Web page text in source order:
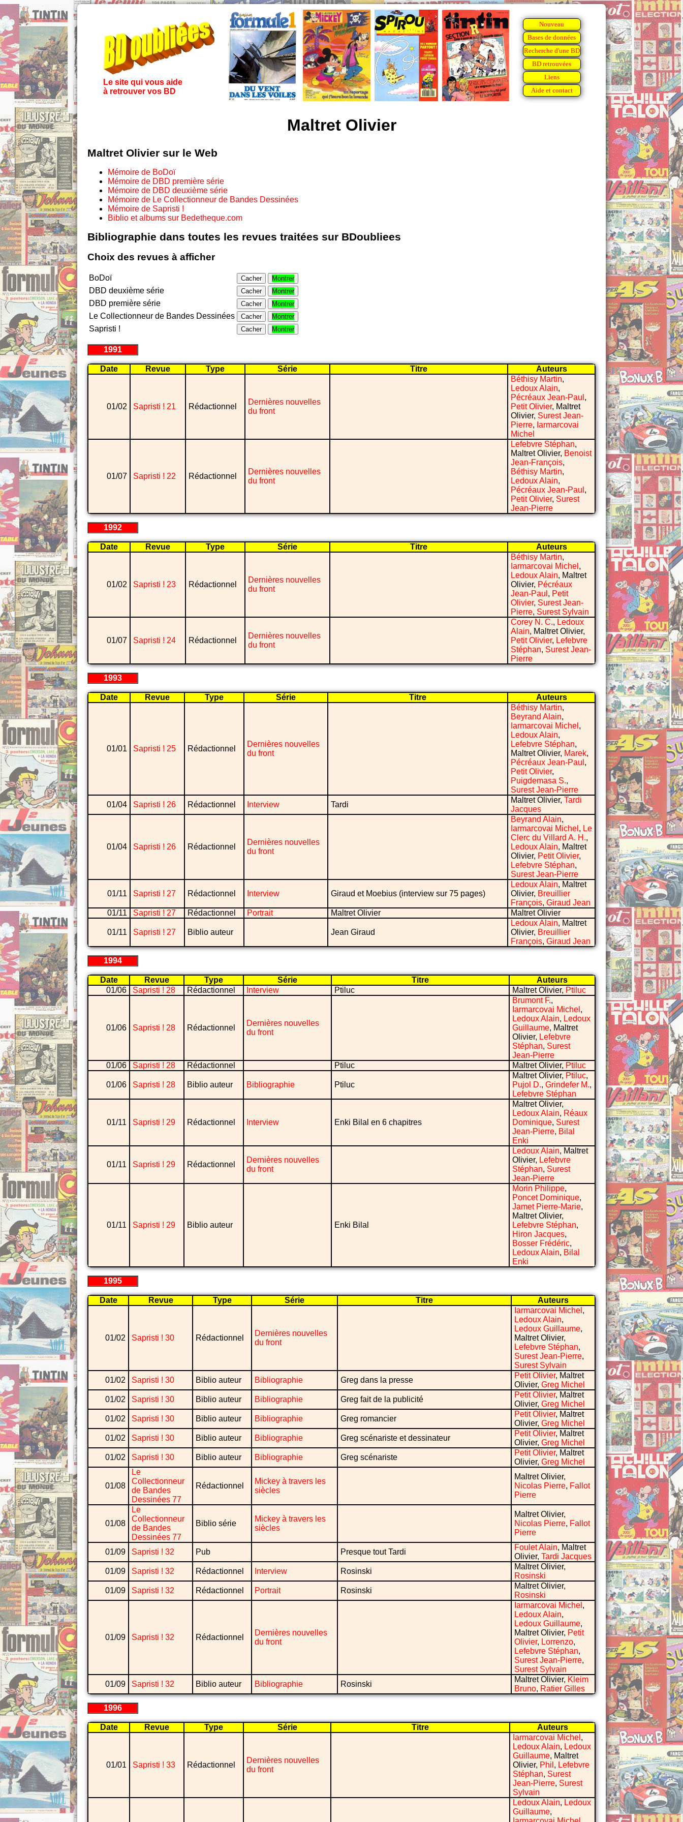
Le site qui vous aide
à retrouver vos BD
Nouveau
Bases de données
Recherche d'une BD
BD retrouvées
Liens
Aide et contact
Maltret Olivier
Maltret Olivier sur le Web
Mémoire de BoDoï
Mémoire de DBD première série
Mémoire de DBD deuxième série
Mémoire de Le Collectionneur de Bandes Dessinées
Mémoire de Sapristi !
Biblio et albums sur Bedetheque.com
Bibliographie dans toutes les revues traitées sur BDoubliees
Choix des revues à afficher
BoDoï Cacher Montrer
DBD deuxième série Cacher Montrer
DBD première série Cacher Montrer
Le Collectionneur de Bandes Dessinées Cacher Montrer
Sapristi ! Cacher Montrer
1991
Date Revue Type Série Titre Auteurs
01/02 Sapristi ! 21 Rédactionnel
Dernières nouvelles
du front
Béthisy Martin,
Ledoux Alain,
Pécréaux Jean-Paul ,
Petit Olivier, Maltret
Olivier, Surest Jean-
Pierre, Iarmarcovai
Michel
01/07 Sapristi ! 22 Rédactionnel
Dernières nouvelles
du front
Lefebvre Stéphan,
Maltret Olivier, Benoist
Jean-François,
Béthisy Martin,
Ledoux Alain,
Pécréaux Jean-Paul ,
Petit Olivier, Surest
Jean-Pierre
1992
Date Revue Type Série Titre Auteurs
01/02 Sapristi ! 23 Rédactionnel
Dernières nouvelles
du front
Béthisy Martin,
Iarmarcovai Michel ,
Ledoux Alain, Maltret
Olivier, Pécréaux
Jean-Paul , Petit
Olivier, Surest Jean-
Pierre, Surest Sylvain
01/07 Sapristi ! 24 Rédactionnel
Dernières nouvelles
du front
Corey N. C., Ledoux
Alain, Maltret Olivier,
Petit Olivier, Lefebvre
Stéphan, Surest Jean-
Pierre
1993
Date Revue Type Série Titre Auteurs
01/01 Sapristi ! 25 Rédactionnel
Dernières nouvelles
du front
Béthisy Martin,
Beyrand Alain,
Iarmarcovai Michel ,
Ledoux Alain,
Lefebvre Stéphan,
Maltret Olivier, Marek,
Pécréaux Jean-Paul ,
Petit Olivier,
Puigdemasa S.,
Surest Jean-Pierre
01/04
Sapristi ! 26 Rédactionnel Interview Tardi
Maltret Olivier, Tardi
Jacques
01/04 Sapristi ! 26 Rédactionnel
Dernières nouvelles
du front
Beyrand Alain,
Iarmarcovai Michel , Le
Clerc du Villard A. H.,
Ledoux Alain, Maltret
Olivier, Petit Olivier,
Lefebvre Stéphan,
Surest Jean-Pierre
01/11 Sapristi ! 27 Rédactionnel Interview Giraud et Moebius (interview sur 75 pages)
Ledoux Alain, Maltret
Olivier, Breuillier
François, Giraud Jean
01/11
Sapristi ! 27 Rédactionnel Portrait Maltret Olivier Maltret Olivier
01/11 Sapristi ! 27 Biblio auteur Jean Giraud
Ledoux Alain, Maltret
Olivier, Breuillier
François, Giraud Jean
1994
Date Revue Type Série Titre
Auteurs
01/06
Sapristi ! 28 Rédactionnel Interview Ptiluc Maltret Olivier, Ptiluc
01/06 Sapristi ! 28 Rédactionnel
Dernières nouvelles
du front
Brumont F.,
Iarmarcovai Michel ,
Ledoux Alain, Ledoux
Guillaume, Maltret
Olivier, Lefebvre
Stéphan, Surest
Jean-Pierre
01/06
Sapristi ! 28 Rédactionnel Ptiluc Maltret Olivier, Ptiluc
01/06 Sapristi ! 28 Biblio auteur Bibliographie Ptiluc
Maltret Olivier, Ptiluc,
Pujol D., Grindefer M.,
Lefebvre Stéphan
01/11 Sapristi ! 29 Rédactionnel Interview Enki Bilal en 6 chapitres
Maltret Olivier,
Ledoux Alain, Réaux
Dominique, Surest
Jean-Pierre, Bilal
Enki
01/11 Sapristi ! 29 Rédactionnel
Dernières nouvelles
du front
Ledoux Alain, Maltret
Olivier, Lefebvre
Stéphan, Surest
Jean-Pierre
01/11 Sapristi ! 29 Biblio auteur Enki Bilal
Morin Philippe,
Poncet Dominique,
Jamet Pierre-Marie,
Maltret Olivier,
Lefebvre Stéphan,
Hiron Jacques,
Bosser Frédéric,
Ledoux Alain, Bilal
Enki
1995
Date Revue Type Série Titre Auteurs
01/02 Sapristi ! 30 Rédactionnel
Dernières nouvelles
du front
Iarmarcovai Michel ,
Ledoux Alain,
Ledoux Guillaume,
Maltret Olivier,
Lefebvre Stéphan,
Surest Jean-Pierre,
Surest Sylvain
01/02
Sapristi ! 30 Biblio auteur Bibliographie Greg dans la presse
Petit Olivier, Maltret
Olivier, Greg Michel
01/02
Sapristi ! 30 Biblio auteur Bibliographie Greg fait de la publicité
Petit Olivier, Maltret
Olivier, Greg Michel
01/02
Sapristi ! 30 Biblio auteur Bibliographie Greg romancier
Petit Olivier, Maltret
Olivier, Greg Michel
01/02
Sapristi ! 30 Biblio auteur Bibliographie Greg scénariste et dessinateur
Petit Olivier, Maltret
Olivier, Greg Michel
01/02
Sapristi ! 30 Biblio auteur Bibliographie Greg scénariste
Petit Olivier, Maltret
Olivier, Greg Michel
01/08
Le
Collectionneur
de Bandes
Dessinées 77
Rédactionnel
Mickey à travers les
siècles
Maltret Olivier,
Nicolas Pierre, Fallot
Pierre
01/08
Le
Collectionneur
de Bandes
Dessinées 77
Biblio série
Mickey à travers les
siècles
Maltret Olivier,
Nicolas Pierre, Fallot
Pierre
01/09 Sapristi ! 32 Pub Presque tout Tardi
Foulet Alain, Maltret
Olivier, Tardi Jacques
01/09
Sapristi ! 32 Rédactionnel Interview Rosinski
Maltret Olivier,
Rosinski
01/09
Sapristi ! 32 Rédactionnel Portrait Rosinski
Maltret Olivier,
Rosinski
01/09 Sapristi ! 32 Rédactionnel
Dernières nouvelles
du front
Iarmarcovai Michel ,
Ledoux Alain,
Ledoux Guillaume,
Maltret Olivier, Petit
Olivier, Lorrenzo,
Lefebvre Stéphan,
Surest Jean-Pierre,
Surest Sylvain
01/09
Sapristi ! 32 Biblio auteur Bibliographie Rosinski
Maltret Olivier, Kleim
Bruno, Ratier Gilles
1996
Date Revue Type Série Titre Auteurs
01/01 Sapristi ! 33 Rédactionnel
Dernières nouvelles
du front
Iarmarcovai Michel ,
Ledoux Alain, Ledoux
Guillaume, Maltret
Olivier, Phil , Lefebvre
Stéphan, Surest
Jean-Pierre, Surest
Sylvain
Ledoux Alain, Ledoux
Guillaume,